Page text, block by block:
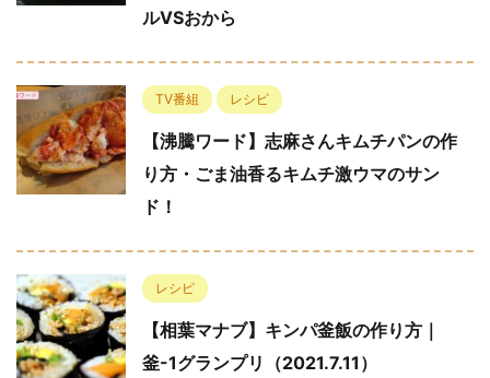
ルVSおから
TV番組 レシピ
【沸騰ワード】志麻さんキムチパンの作
り方・ごま油香るキムチ激ウマのサン
ド！
レシピ
【相葉マナブ】キンパ釜飯の作り方｜
釜-1グランプリ（2021.7.11）